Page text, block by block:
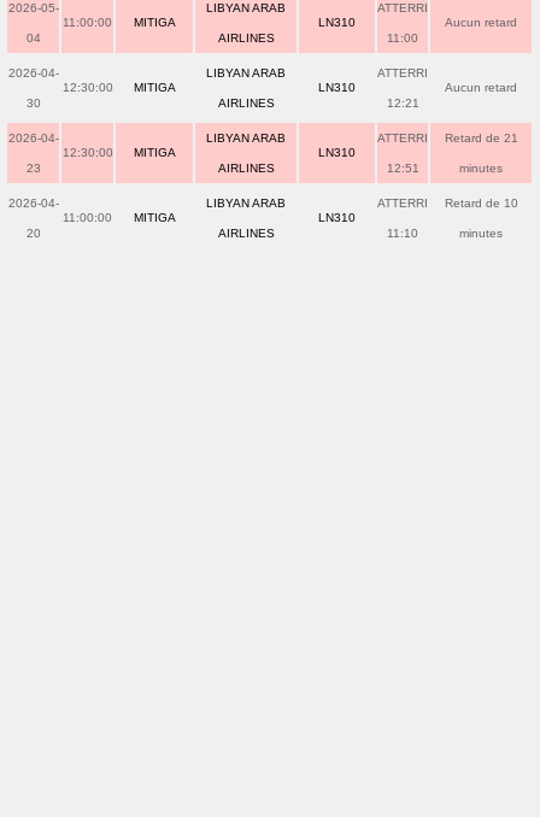
2026-05-
04
11:00:00 MITIGA
LIBYAN ARAB
AIRLINES
LN310
ATTERRI
11:00
Aucun retard
2026-04-
30
12:30:00 MITIGA
LIBYAN ARAB
AIRLINES
LN310
ATTERRI
12:21
Aucun retard
2026-04-
23
12:30:00 MITIGA
LIBYAN ARAB
AIRLINES
LN310
ATTERRI
12:51
Retard de 21
minutes
2026-04-
20
11:00:00 MITIGA
LIBYAN ARAB
AIRLINES
LN310
ATTERRI
11:10
Retard de 10
minutes